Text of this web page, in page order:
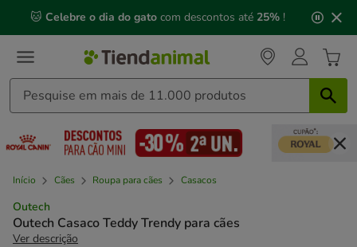
mensagem,
🐱 Celebre o dia do gato com descontos até 25% !
Início Cães Roupa para cães Casacos
Outech
Outech Casaco Teddy Trendy para cães
Ver descrição